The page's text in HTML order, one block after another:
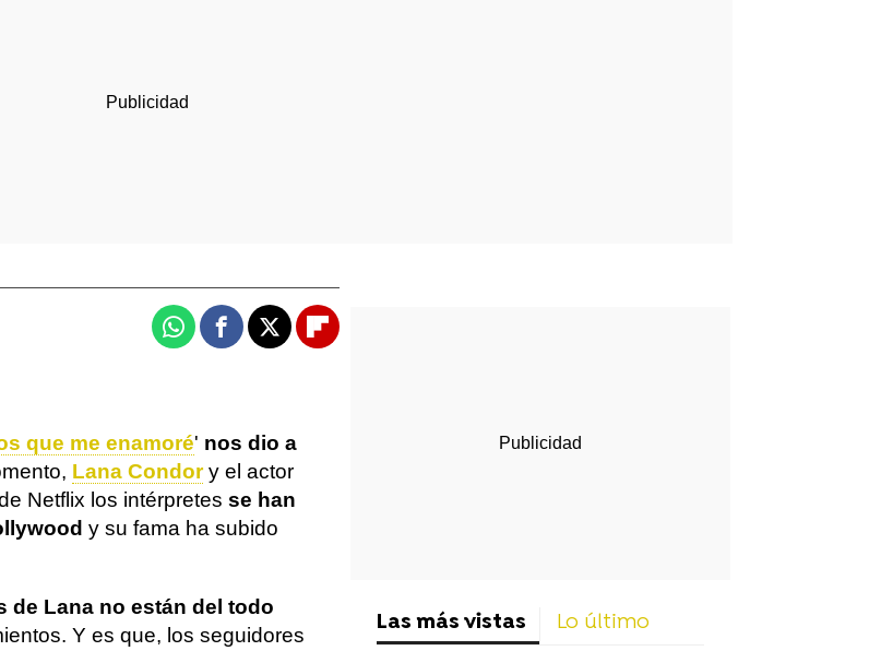
WhatsappFacebook
X Flipboard
que me enamoré' nos dio a
Lana Condory el actor
Netflix los intérpretes se han
y su fama ha subido
de Lana no están del todo
Y es que, los seguidores
Las más vistas Lo último